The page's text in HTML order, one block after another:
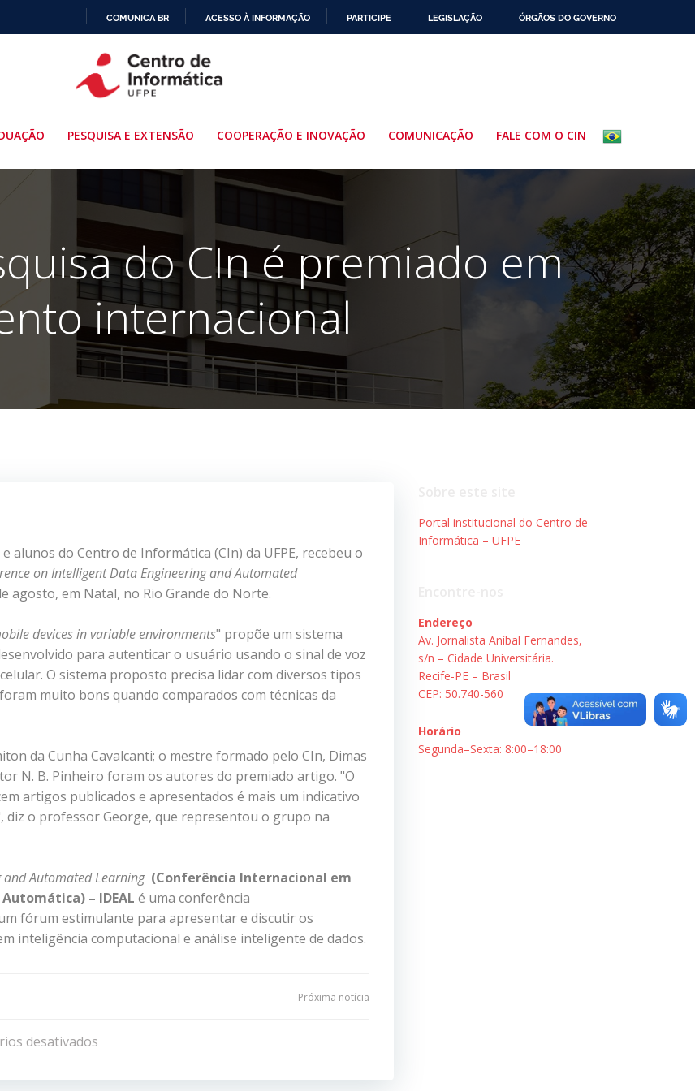
PARA
O
COMUNICA BR ACESSO À INFORMAÇÃO PARTICIPE LEGISLAÇÃO ÓRGÃOS DO GOVERNO
PESQUISA E EXTENSÃO COOPERAÇÃO E INOVAÇÃO COMUNICAÇÃO FALE COM O CIN
do CIn é premiado em
internacional
alunos do Centro de Informática (CIn) da UFPE, recebeu o
on Intelligent Data Engineering and Automated
agosto, em Natal, no Rio Grande do Norte.
devices in variable environments" propõe um sistema
para autenticar o usuário usando o sinal de voz
O sistema proposto precisa lidar com diversos tipos
muito bons quando comparados com técnicas da
da Cunha Cavalcanti; o mestre formado pelo CIn, Dimas
N. B. Pinheiro foram os autores do premiado artigo. "O
artigos publicados e apresentados é mais um indicativo
diz o professor George, que representou o grupo na
Automated Learning (Conferência Internacional em
– IDEAL é uma conferência
fórum estimulante para apresentar e discutir os
inteligência computacional e análise inteligente de dados.
de
Próxima notícia
desativados
Portal institucional do Centro de
Informática – UFPE
Endereço
Av. Jornalista Aníbal Fernandes,
s/n – Cidade Universitária.
Recife-PE – Brasil
CEP: 50.740-560
Horário
Segunda–Sexta: 8:00–18:00